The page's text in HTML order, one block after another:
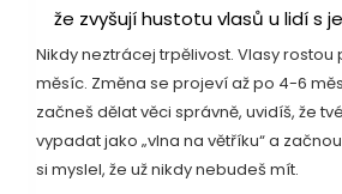
že zvyšují hustotu vlasů u lidí s
Nikdy neztrácej trpělivost. Vlasy rostou
měsíc. Změna se projeví až po 4-6
začneš dělat věci správně, uvidíš, že
vypadat jako „vlna na větříku“ a
si myslel, že už nikdy nebudeš mít.